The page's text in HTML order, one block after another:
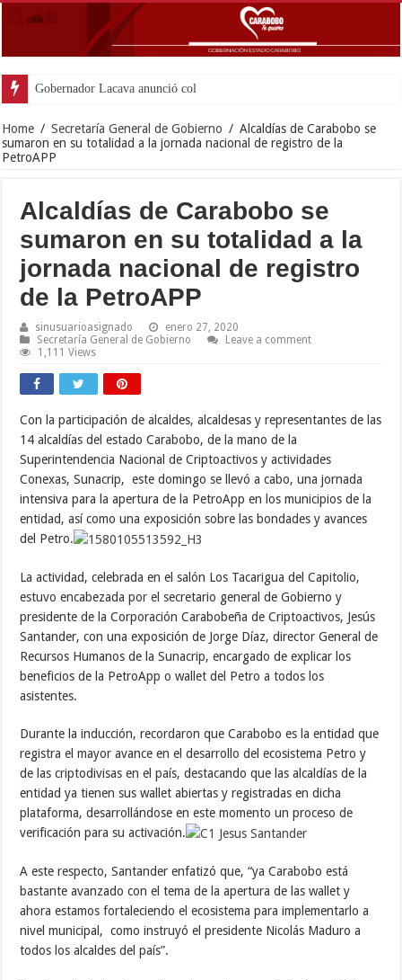
Gobernador Lacava anunció colocación de más de mi
Home / Secretaría General de Gobierno / Alcaldías de Carabobo se
sumaron en su totalidad a la jornada nacional de registro de la
PetroAPP
Alcaldías de Carabobo se
sumaron en su totalidad a la
jornada nacional de registro
de la PetroAPP
sinusuarioasignado
enero 27, 2020
Secretaría General de Gobierno
Leave a comment
1,111 Views
Con la participación de alcaldes, alcaldesas y representantes de las
14 alcaldías del estado Carabobo, de la mano de la
Superintendencia Nacional de Criptoactivos y actividades
Conexas, Sunacrip, este domingo se llevó a cabo, una jornada
intensiva para la apertura de la PetroApp en los municipios de la
entidad, así como una exposición sobre las bondades y avances
del Petro.
La actividad, celebrada en el salón Los Tacarigua del Capitolio,
estuvo encabezada por el secretario general de Gobierno y
presidente de la Corporación Carabobeña de Criptoactivos, Jesús
Santander, con una exposición de Jorge Díaz, director General de
Recursos Humanos de la Sunacrip, encargado de explicar los
beneficios de la PetroApp o wallet del Petro a todos los
asistentes.
Durante la inducción, recordaron que Carabobo es la entidad que
registra el mayor avance en el desarrollo del ecosistema Petro y
de las criptodivisas en el país, destacando que las alcaldías de la
entidad ya tienen sus wallet abiertas y registradas en dicha
plataforma, desarrollándose en este momento un proceso de
verificación para su activación.
A este respecto, Santander enfatizó que, “ya Carabobo está
bastante avanzado con el tema de la apertura de las wallet y
ahora estamos fortaleciendo el ecosistema para implementarlo a
nivel municipal, como instruyó el presidente Nicolás Maduro a
todos los alcaldes del país”.